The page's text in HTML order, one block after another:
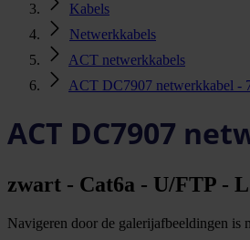
Kabels
Netwerkkabels
ACT netwerkkabels
ACT DC7907 netwerkkabel -
ACT DC7907
zwart - Cat6a - U/FTP -
Navigeren door de galerijafbeeldingen is